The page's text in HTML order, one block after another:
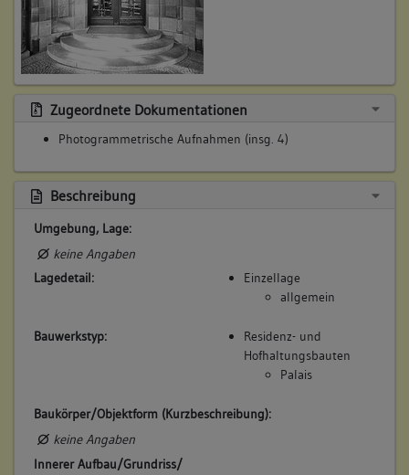
Zugeordnete Dokumentationen
Photogrammetrische Aufnahmen (insg. 4)
Beschreibung
Umgebung, Lage:
keine Angaben
Lagedetail:
Einzellage
allgemein
Bauwerkstyp:
Residenz- und
Hofhaltungsbauten
Palais
Baukörper/Objektform (Kurzbeschreibung):
keine Angaben
Innerer Aufbau/Grundriss/